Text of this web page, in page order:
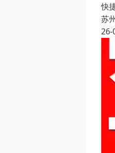
快
苏
26-